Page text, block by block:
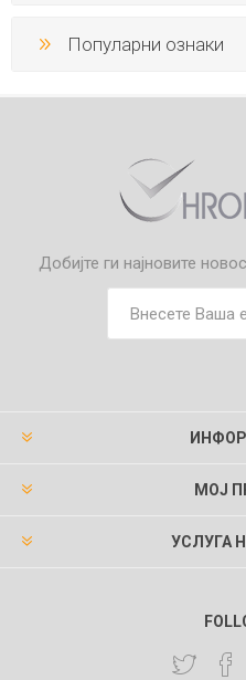
Популарни ознаки
Добијте ги најновите
МОЈ
УСЛУГА